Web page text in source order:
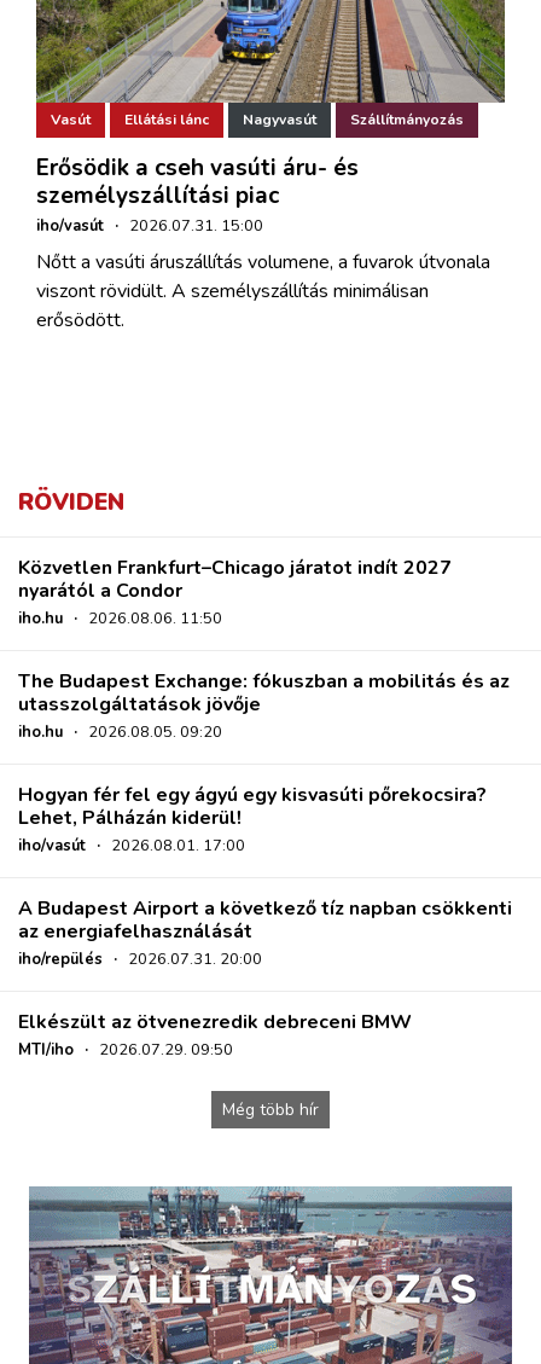
Vasút Ellátási lánc Nagyvasút Szállítmányozás
Erősödik a cseh vasúti áru- és
személyszállítási piac
iho/vasút · 2026.07.31. 15:00
Nőtt a vasúti áruszállítás volumene, a fuvarok útvonala
viszont rövidült. A személyszállítás minimálisan
erősödött.
RÖVIDEN
Közvetlen Frankfurt–Chicago járatot indít 2027
nyarától a Condor
iho.hu · 2026.08.06. 11:50
The Budapest Exchange: fókuszban a mobilitás és az
utasszolgáltatások jövője
iho.hu · 2026.08.05. 09:20
Hogyan fér fel egy ágyú egy kisvasúti pőrekocsira?
Lehet, Pálházán kiderül!
iho/vasút · 2026.08.01. 17:00
A Budapest Airport a következő tíz napban csökkenti
az energiafelhasználását
iho/repülés · 2026.07.31. 20:00
Elkészült az ötvenezredik debreceni BMW
MTI/iho · 2026.07.29. 09:50
Még több hír